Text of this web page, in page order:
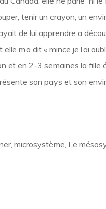
tenir un crayon, un
de lui apprendre a
m’a dit « mince je l’ai
et en 2-3 semaines la
son pays et son
microsystème, Le